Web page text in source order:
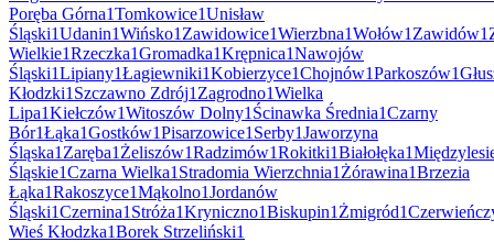
Poręba Górna1Tomkowice1Unisław
Śląski1Udanin1Wińsko1 Zawidowice1Wierzbna1Wołów1 Zawidów1
Wielkie1Rzeczka1Gromadka1Krępnica1Nawojów
Śląski1Lipiany1Łagiewniki1Kobierzyce1Chojnów1Parkoszów1
Kłodzki1 Szczawno Zdrój1 Zagrodno1Wielka
Lipa1Kiełczów1Witoszów Dolny1 Ścinawka Średnia1Czarny
Bór1Łąka1Gostków1Pisarzowice1 Serby1Jaworzyna
Śląska1 Zaręba1 Żeliszów1Radzimów1Rokitki1Białołęka1
Śląskie1Czarna Wielka1 Stradomia Wierzchnia1 Żórawina1Brzezia
Łąka1Rakoszyce1Mąkolno1Jordanów
Śląski1Czernina1 Stróża1Kryniczno1Biskupin1 Żmigród1
Wieś Kłodzka1Borek Strzeliński1